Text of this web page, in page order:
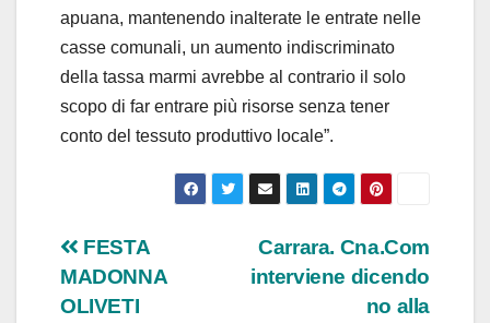
apuana, mantenendo inalterate le entrate nelle
casse comunali, un aumento indiscriminato
della tassa marmi avrebbe al contrario il solo
scopo di far entrare più risorse senza tener
conto del tessuto produttivo locale”.
Navigazione
articoli
Carrara. Cna.Com
interviene dicendo
no alla
FESTA
MADONNA
OLIVETI